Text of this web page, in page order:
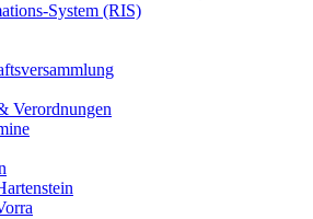
System (RIS)
Verordnungen